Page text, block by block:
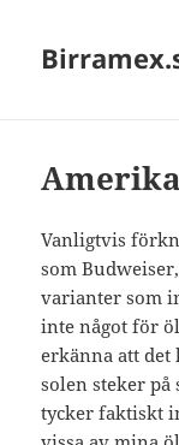
Vanligtvis
som
varianter som
inte något för
erkänna att
solen steker på
tycker faktiskt